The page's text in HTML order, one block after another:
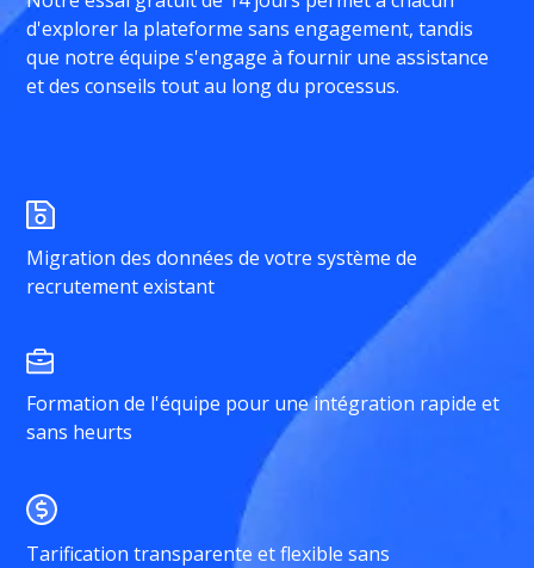
d'explorer la plateforme sans engagement, tandis
que notre équipe s'engage à fournir une assistance
et des conseils tout au long du processus.
Migration des données de votre système de
recrutement existant
Formation de l'équipe pour une intégration rapide et
sans heurts
Tarification transparente et flexible sans